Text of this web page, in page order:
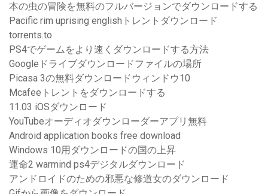
本の虫の冒険を無料のフルバージョンでダウンロードする
Pacific rim uprising englishトレントダウンロード
torrents.to
PS4でゲームをより速くダウンロードする方法
Googleドライブダウンロードファイルの場所
Picasa 3の無料ダウンロードウィンドウ10
Mcafeeトレントをダウンロードする
11.03 iOSダウンロード
YouTubeオーディオダウンローダーアプリ無料
Android application books free download
Windows 10用ダウンロードの国の上昇
運命2 warmind ps4デジタルダウンロード
アンドロイドのための邪悪な修道女のダウンロード